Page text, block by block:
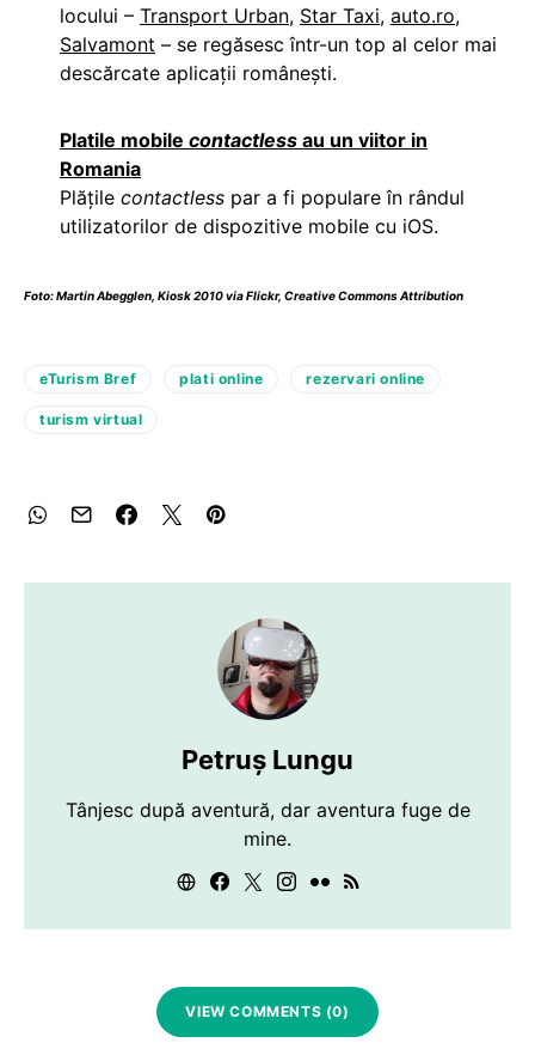
locului – Transport Urban, Star Taxi, auto.ro,
Salvamont – se regăsesc într-un top al celor mai
descărcate aplicaţii româneşti.
Platile mobile contactless au un viitor in
Romania
Plăţile contactless par a fi populare în rândul
utilizatorilor de dispozitive mobile cu iOS.
Foto:Martin Abegglen Kiosk2010 via Flickr, Creative Commons Attribution
eTurism Bref plati online rezervari online
turism virtual
Petruș Lungu
Tânjesc după aventură, dar aventura fuge de
mine.
VIEW COMMENTS (0)